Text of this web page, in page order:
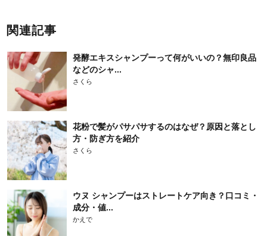
関連記事
発酵エキスシャンプーって何がいいの？無印良品
などのシャ...
さくら
花粉で髪がパサパサするのはなぜ？原因と落とし
方・防ぎ方を紹介
さくら
ウヌ シャンプーはストレートケア向き？口コミ・
成分・値...
かえで